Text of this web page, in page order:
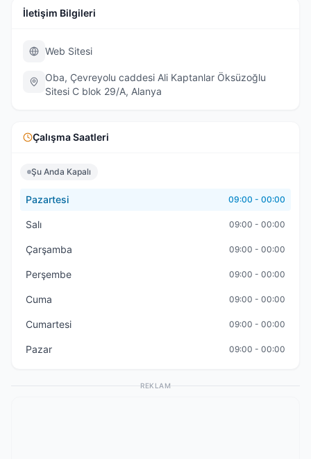
İletişim Bilgileri
Web Sitesi
Oba, Çevreyolu caddesi Ali Kaptanlar Öksüzoğlu
Sitesi C blok 29/A, Alanya
Çalışma Saatleri
Şu Anda Kapalı
Pazartesi 09:00 - 00:00
Salı 09:00 - 00:00
Çarşamba 09:00 - 00:00
Perşembe 09:00 - 00:00
Cuma 09:00 - 00:00
Cumartesi 09:00 - 00:00
Pazar 09:00 - 00:00
REKLAM